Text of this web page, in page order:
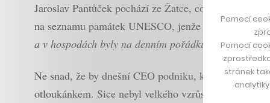
Jaroslav Pantůček pochází ze Žatce, což je město
na seznamu památek UNESCO, jenže kdysi za
a v hospodách byly na denním pořádku. Já nosil
Ne snad, že by dnešní CEO podniku, který je
otloukánkem. Sice nebyl velkého vzrůstu, ale jak se
Pomocí
Pomocí
stránek